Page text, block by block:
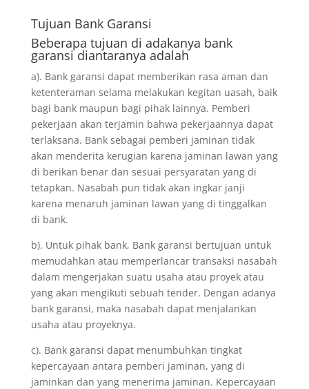
Tujuan Bank Garansi
Beberapa tujuan di adakanya bank
garansi diantaranya adalah
a). Bank garansi dapat memberikan rasa aman dan
ketenteraman selama melakukan kegitan uasah, baik
bagi bank maupun bagi pihak lainnya. Pemberi
pekerjaan akan terjamin bahwa pekerjaannya dapat
terlaksana. Bank sebagai pemberi jaminan tidak
akan menderita kerugian karena jaminan lawan yang
di berikan benar dan sesuai persyaratan yang di
tetapkan. Nasabah pun tidak akan ingkar janji
karena menaruh jaminan lawan yang di tinggalkan
di bank.
b). Untuk pihak bank, Bank garansi bertujuan untuk
memudahkan atau memperlancar transaksi nasabah
dalam mengerjakan suatu usaha atau proyek atau
yang akan mengikuti sebuah tender. Dengan adanya
bank garansi, maka nasabah dapat menjalankan
usaha atau proyeknya.
c). Bank garansi dapat menumbuhkan tingkat
kepercayaan antara pemberi jaminan, yang di
jaminkan dan yang menerima jaminan. Kepercayaan